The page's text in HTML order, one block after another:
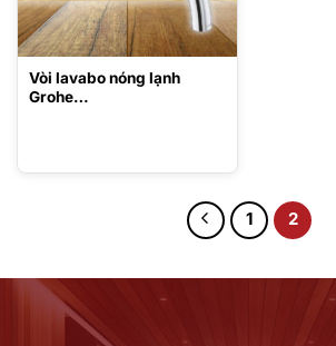
Vòi lavabo nóng lạnh
Grohe
1 2